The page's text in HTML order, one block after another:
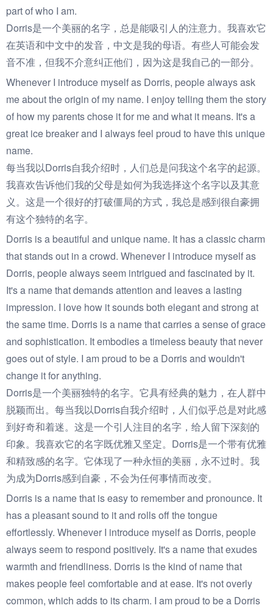
part of who I am.
Dorris是一个美丽的名字，总是能吸引人的注意力。我喜欢它
在英语和中文中的发音，中文是我的母语。有些人可能会发
音不准，但我不介意纠正他们，因为这是我自己的一部分。
Whenever I introduce myself as Dorris, people always ask
me about the origin of my name. I enjoy telling them the story
of how my parents chose it for me and what it means. It's a
great ice breaker and I always feel proud to have this unique
name.
每当我以Dorris自我介绍时，人们总是问我这个名字的起源。
我喜欢告诉他们我的父母是如何为我选择这个名字以及其意
义。这是一个很好的打破僵局的方式，我总是感到很自豪拥
有这个独特的名字。
Dorris is a beautiful and unique name. It has a classic charm
that stands out in a crowd. Whenever I introduce myself as
Dorris, people always seem intrigued and fascinated by it.
It's a name that demands attention and leaves a lasting
impression. I love how it sounds both elegant and strong at
the same time. Dorris is a name that carries a sense of grace
and sophistication. It embodies a timeless beauty that never
goes out of style. I am proud to be a Dorris and wouldn't
change it for anything.
Dorris是一个美丽独特的名字。它具有经典的魅力，在人群中
脱颖而出。每当我以Dorris自我介绍时，人们似乎总是对此感
到好奇和着迷。这是一个引人注目的名字，给人留下深刻的
印象。我喜欢它的名字既优雅又坚定。Dorris是一个带有优雅
和精致感的名字。它体现了一种永恒的美丽，永不过时。我
为成为Dorris感到自豪，不会为任何事情而改变。
Dorris is a name that is easy to remember and pronounce. It
has a pleasant sound to it and rolls off the tongue
effortlessly. Whenever I introduce myself as Dorris, people
always seem to respond positively. It's a name that exudes
warmth and friendliness. Dorris is the kind of name that
makes people feel comfortable and at ease. It's not overly
common, which adds to its charm. I am proud to be a Dorris